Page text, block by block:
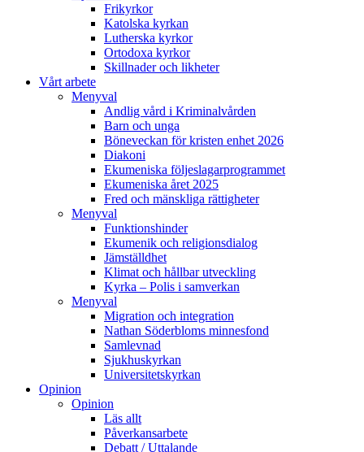
Frikyrkor
Katolska kyrkan
Lutherska kyrkor
Ortodoxa kyrkor
Skillnader och likheter
Vårt arbete
Menyval
Andlig vård i Kriminalvården
Barn och unga
Böneveckan för kristen enhet 2026
Diakoni
Ekumeniska följeslagarprogrammet
Ekumeniska året 2025
Fred och mänskliga rättigheter
Menyval
Funktionshinder
Ekumenik och religionsdialog
Jämställdhet
Klimat och hållbar utveckling
Kyrka – Polis i samverkan
Menyval
Migration och integration
Nathan Söderbloms minnesfond
Samlevnad
Sjukhuskyrkan
Universitetskyrkan
Opinion
Opinion
Läs allt
Påverkansarbete
Debatt / Uttalande